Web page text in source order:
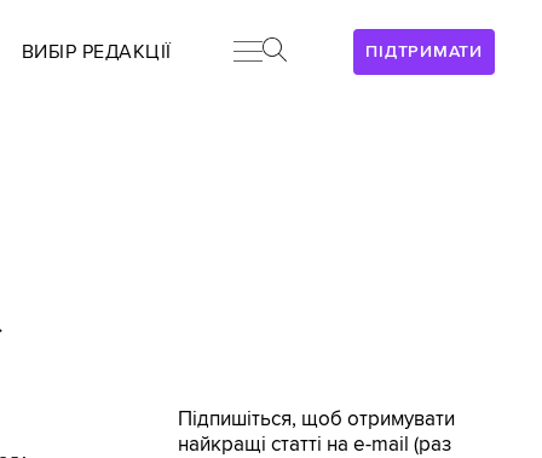
ПІДТРИМАТИ
ВИБІР РЕДАКЦІЇ
Підпишіться, щоб отримувати
найкращі статті на e-mail (раз